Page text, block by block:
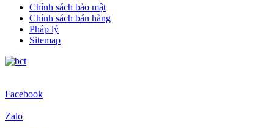
Chính sách bảo mật
Chính sách bán hàng
Pháp lý
Sitemap
Facebook
Zalo